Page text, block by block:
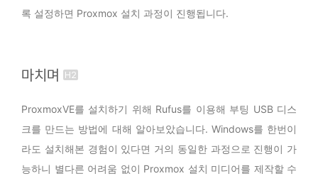
록 설정하면 Proxmox 설치 과정이 진행됩니다.
마치며
ProxmoxVE를 설치하기 위해 Rufus를 이용해 부팅 USB 디스
크를 만드는 방법에 대해 알아보았습니다. Windows를 한번이
라도 설치해본 경험이 있다면 거의 동일한 과정으로 진행이 가
능하니 별다른 어려움 없이 Proxmox 설치 미디어를 제작할 수